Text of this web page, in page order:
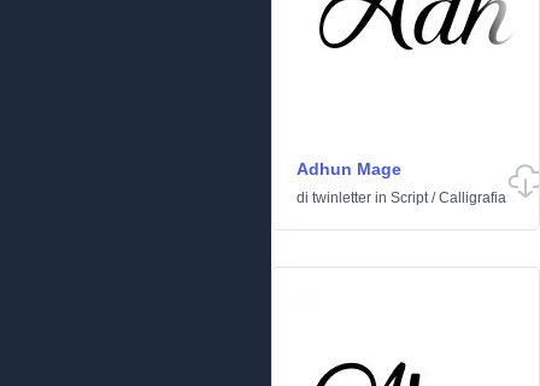
Adhun Mage
di twinletter in Script/Calligrafia